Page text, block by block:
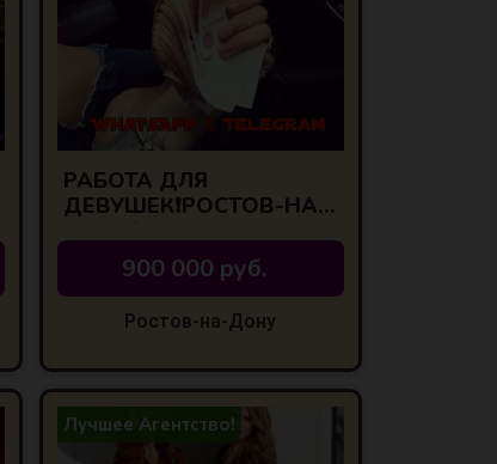
РАБОТА ДЛЯ
ДЕВУШЕК❗РОСТОВ-НА-
900 000 руб.
Ростов-на-Дону
Лучшее Агентство!